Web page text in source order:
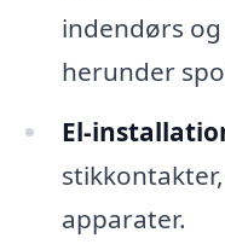
indendørs
herunder
El-
apparater.